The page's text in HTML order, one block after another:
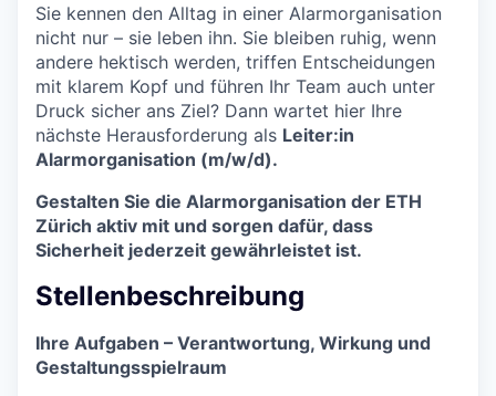
Sie kennen den Alltag in einer Alarmorganisation
nicht nur – sie leben ihn. Sie bleiben ruhig, wenn
andere hektisch werden, triffen Entscheidungen
mit klarem Kopf und führen Ihr Team auch unter
Druck sicher ans Ziel? Dann wartet hier Ihre
nächste Herausforderung als Leiter:in
Alarmorganisation (m/w/d).
Gestalten Sie die Alarmorganisation der ETH
Zürich aktiv mit und sorgen dafür, dass
Sicherheit jederzeit gewährleistet ist.
Stellenbeschreibung
Ihre Aufgaben – Verantwortung, Wirkung und
Gestaltungsspielraum